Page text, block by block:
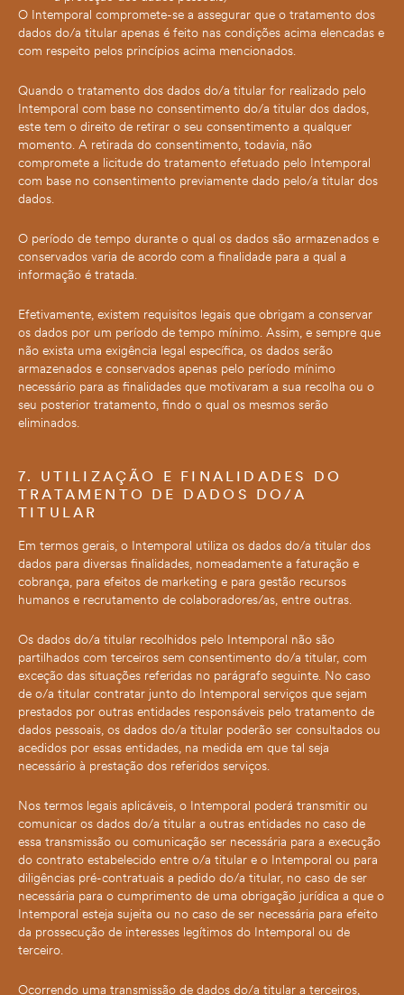
O Intemporal compromete-se a assegurar que o tratamento dos
dados do/a titular apenas é feito nas condições acima elencadas e
com respeito pelos princípios acima mencionados.
Quando o tratamento dos dados do/a titular for realizado pelo
Intemporal com base no consentimento do/a titular dos dados,
este tem o direito de retirar o seu consentimento a qualquer
momento. A retirada do consentimento, todavia, não
compromete a licitude do tratamento efetuado pelo Intemporal
com base no consentimento previamente dado pelo/a titular dos
dados.
O período de tempo durante o qual os dados são armazenados e
conservados varia de acordo com a finalidade para a qual a
informação é tratada.
Efetivamente, existem requisitos legais que obrigam a conservar
os dados por um período de tempo mínimo. Assim, e sempre que
não exista uma exigência legal específica, os dados serão
armazenados e conservados apenas pelo período mínimo
necessário para as finalidades que motivaram a sua recolha ou o
seu posterior tratamento, findo o qual os mesmos serão
eliminados.
7. UTILIZAÇÃO E FINALIDADES DO
TRATAMENTO DE DADOS DO/A
TITULAR
Em termos gerais, o Intemporal utiliza os dados do/a titular dos
dados para diversas finalidades, nomeadamente a faturação e
cobrança, para efeitos de marketing e para gestão recursos
humanos e recrutamento de colaboradores/as, entre outras.
Os dados do/a titular recolhidos pelo Intemporal não são
partilhados com terceiros sem consentimento do/a titular, com
exceção das situações referidas no parágrafo seguinte. No caso
de o/a titular contratar junto do Intemporal serviços que sejam
prestados por outras entidades responsáveis pelo tratamento de
dados pessoais, os dados do/a titular poderão ser consultados ou
acedidos por essas entidades, na medida em que tal seja
necessário à prestação dos referidos serviços.
Nos termos legais aplicáveis, o Intemporal poderá transmitir ou
comunicar os dados do/a titular a outras entidades no caso de
essa transmissão ou comunicação ser necessária para a execução
do contrato estabelecido entre o/a titular e o Intemporal ou para
diligências pré-contratuais a pedido do/a titular, no caso de ser
necessária para o cumprimento de uma obrigação jurídica a que o
Intemporal esteja sujeita ou no caso de ser necessária para efeito
da prossecução de interesses legítimos do Intemporal ou de
terceiro.
Ocorrendo uma transmissão de dados do/a titular a terceiros,